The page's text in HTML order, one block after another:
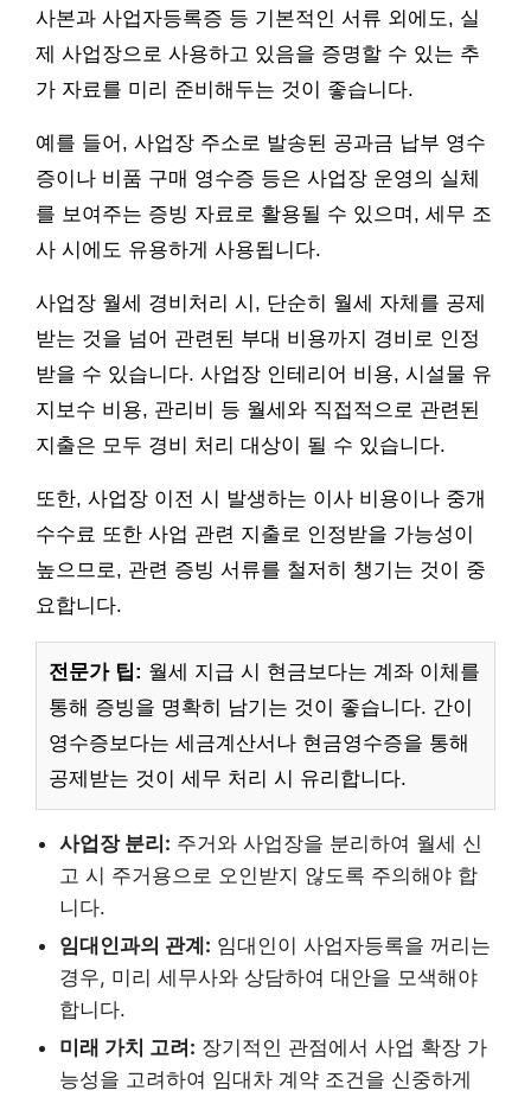
사본과 사업자등록증 등 기본적인 서류 외에도, 실
제 사업장으로 사용하고 있음을 증명할 수 있는 추
가 자료를 미리 준비해두는 것이 좋습니다.
예를 들어, 사업장 주소로 발송된 공과금 납부 영수
증이나 비품 구매 영수증 등은 사업장 운영의 실체
를 보여주는 증빙 자료로 활용될 수 있으며, 세무 조
사 시에도 유용하게 사용됩니다.
사업장 월세 경비처리 시, 단순히 월세 자체를 공제
받는 것을 넘어 관련된 부대 비용까지 경비로 인정
받을 수 있습니다. 사업장 인테리어 비용, 시설물 유
지보수 비용, 관리비 등 월세와 직접적으로 관련된
지출은 모두 경비 처리 대상이 될 수 있습니다.
또한, 사업장 이전 시 발생하는 이사 비용이나 중개
수수료 또한 사업 관련 지출로 인정받을 가능성이
높으므로, 관련 증빙 서류를 철저히 챙기는 것이 중
요합니다.
전문가 팁: 월세 지급 시 현금보다는 계좌 이체를
통해 증빙을 명확히 남기는 것이 좋습니다. 간이
영수증보다는 세금계산서나 현금영수증을 통해
공제받는 것이 세무 처리 시 유리합니다.
사업장 분리: 주거와 사업장을 분리하여 월세 신
고 시 주거용으로 오인받지 않도록 주의해야 합
니다.
임대인과의 관계: 임대인이 사업자등록을 꺼리는
경우, 미리 세무사와 상담하여 대안을 모색해야
합니다.
미래 가치 고려: 장기적인 관점에서 사업 확장 가
능성을 고려하여 임대차 계약 조건을 신중하게